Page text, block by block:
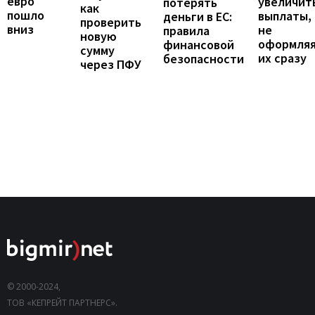
пошло
вниз
как
проверить
новую
сумму
через ПФУ
деньги в ЕС:
правила
финансовой
безопасности
выплаты,
не
их сразу
© 2000-2024,
ТОВ «КЕПРЕЙТ ПАРТНЕРС».